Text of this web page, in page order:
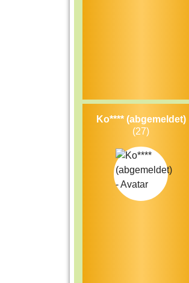
Ko**** (abgemeldet)
(27)